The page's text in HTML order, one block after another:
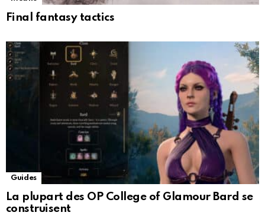
Final fantasy tactics
Guides
La plupart des OP College of Glamour Bard se
construisent